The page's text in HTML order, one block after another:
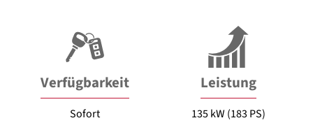
Verfügbarkeit
Sofort
Leistung
135 kW (183 PS)